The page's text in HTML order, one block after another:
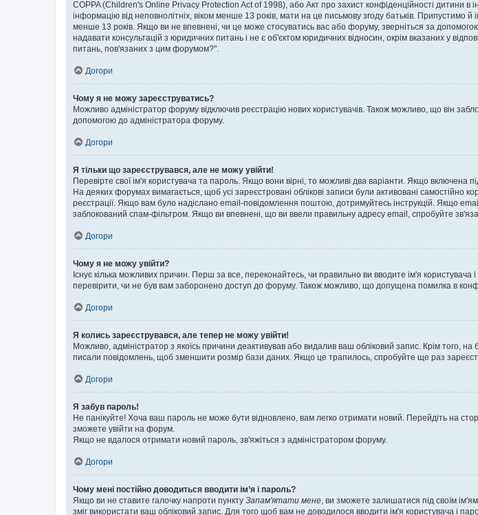
COPPA (Children's Online Privacy Protection Act of 1998), або Акт про захист конфіденційності дитини в
інформацію від неповнолітніх, віком менше 13 років, мати на це письмову згоду батьків. Припустимо
менше 13 років. Якщо ви не впевнені, чи це може стосуватись вас або форуму, зверніться за
надавати консультацій з юридичних питань і не є об'єктом юридичних відносин, окрім вказаних у
питань, пов'язаних з цим форумом?".
Догори
Чому я не можу зареєструватись?
Можливо адміністратор форуму відключив реєстрацію нових користувачів. Також можливо, що він
допомогою до адміністратора форуму.
Догори
Я тільки що зареєструвався, але не можу увійти!
Перевірте свої ім'я користувача та пароль. Якщо вони вірні, то можливі два варіанти. Якщо включена
На деяких форумах вимагається, щоб усі зареєстровані облікові записи були активовані самостійно
реєстрації. Якщо вам було надіслано email-повідомлення поштою, дотримуйтесь інструкцій. Якщо
заблокований спам-фільтром. Якщо ви впевнені, що ви ввели правильну адресу email, спробуйте
Догори
Чому я не можу увійти?
Існує кілька можливих причин. Перш за все, переконайтесь, чи правильно ви вводите ім'я
перевірити, чи не був вам заборонено доступ до форуму. Також можливо, що допущена помилка в
Догори
Я колись зареєструвався, але тепер не можу увійти!
Можливо, адміністратор з якоїсь причини деактивував або видалив ваш обліковий запис. Крім того,
писали повідомлень, щоб зменшити розмір бази даних. Якщо це трапилось, спробуйте ще раз
Догори
Я забув пароль!
Не панікуйте! Хоча ваш пароль не може бути відновлено, вам легко отримати новий. Перейдіть на
зможете увійти на форум.
Якщо не вдалося отримати новий пароль, зв'яжіться з адміністратором форуму.
Догори
Чому мені постійно доводиться вводити ім’я і пароль?
Якщо ви не ставите галочку напроти пункту Запам'ятати мене, ви зможете залишатися під своїм
зміг використати ваш обліковий запис. Для того щоб вам не доводилося вводити ім'я користувача і